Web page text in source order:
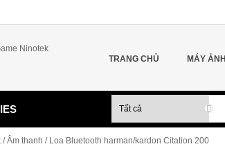
TRANG CHỦ MÁY ẢNH
/Âm thanh / Loa Bluetooth harman/kardon Citation 200